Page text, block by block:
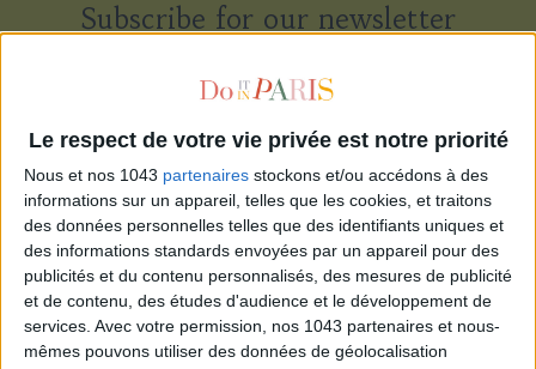
Le respect de votre vie privée est notre priorité
Nous et nos 1043 partenaires stockons et/ou accédons à des
informations sur un appareil, telles que les cookies, et traitons
des données personnelles telles que des identifiants uniques et
des informations standards envoyées par un appareil pour des
publicités et du contenu personnalisés, des mesures de publicité
et de contenu, des études d'audience et le développement de
services. Avec votre permission, nos 1043 partenaires et nous-
mêmes pouvons utiliser des données de géolocalisation
Subscribe for our newsletter